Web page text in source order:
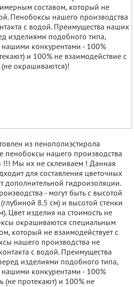
из пенополиэстирола
пенобоксы нашего производства
!!! Мы их не склеиваем ! Данная
для составления цветочных
дополнительной гидроизоляции.
- могут быть с высотой
8.5 см) и высотой стенки
Цвет изделия на стоимость не
окрашиваются специальным
который не взаимодействует с
нашего производства не
с водой. Преимущества
изделиями подобного типа,
конкурентами - 100%
(не протекают) и 100% не